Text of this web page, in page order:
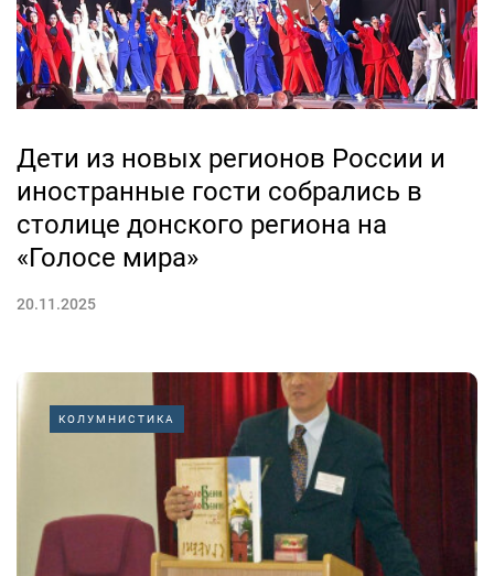
Дети из новых регионов России и
иностранные гости собрались в
столице донского региона на
«Голосе мира»
20.11.2025
КОЛУМНИСТИКА